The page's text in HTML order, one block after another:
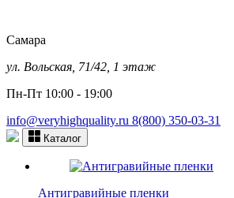
Самара
ул. Вольская, 71/42, 1 этаж
Пн-Пт 10:00 - 19:00
info@veryhighquality.ru 8(800) 350-03-31
Каталог
Антигравийные пленки